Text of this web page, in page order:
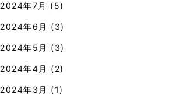
2024年7月 (5)
2024年6月 (3)
2024年5月 (3)
2024年4月 (2)
2024年3月 (1)